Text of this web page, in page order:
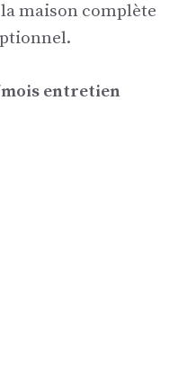
maison complète
mois entretien